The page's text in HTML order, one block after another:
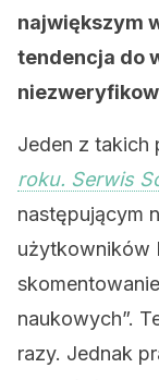
największym
tendencja do
Jeden z takich
roku. Serwis
następującym
użytkowników
naukowych”.
razy. Jednak